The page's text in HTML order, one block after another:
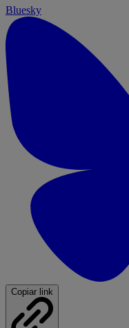
Bluesky
Copiar link